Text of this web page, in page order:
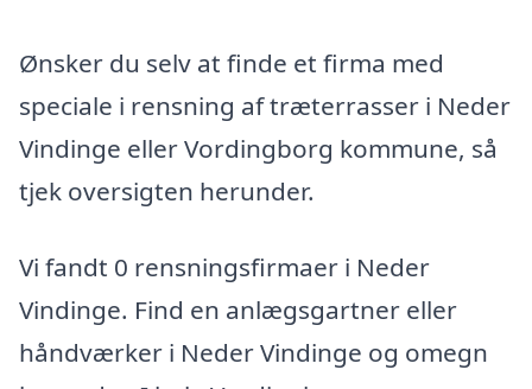
Ønsker du selv at finde et firma med
speciale i rensning af træterrasser i Neder
Vindinge eller Vordingborg kommune, så
tjek oversigten herunder.
Vi fandt 0 rensningsfirmaer i Neder
Vindinge. Find en anlægsgartner eller
håndværker i Neder Vindinge og omegn